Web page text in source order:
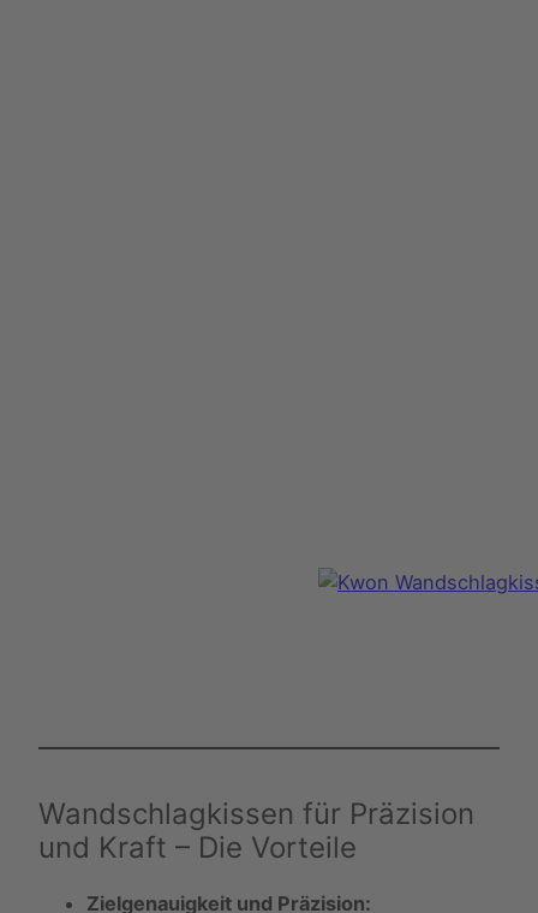
Wandschlagkissen für Präzision
und Kraft – Die Vorteile
Zielgenauigkeit und Präzision: